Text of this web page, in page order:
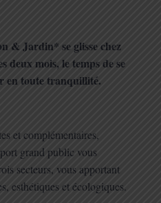
& Jardin* se glisse chez
deux mois, le temps de se
en toute tranquillité.
et complémentaires,
grand public vous
secteurs, vous apportant
esthétiques et écologiques.